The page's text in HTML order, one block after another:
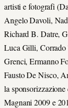
artisti e fotografi
Angelo Davoli,
Richard B. Datre,
Luca Gilli, Corrado
Grenci, Ermanno
Fausto De Nisco,
la
Magnani 2009 e